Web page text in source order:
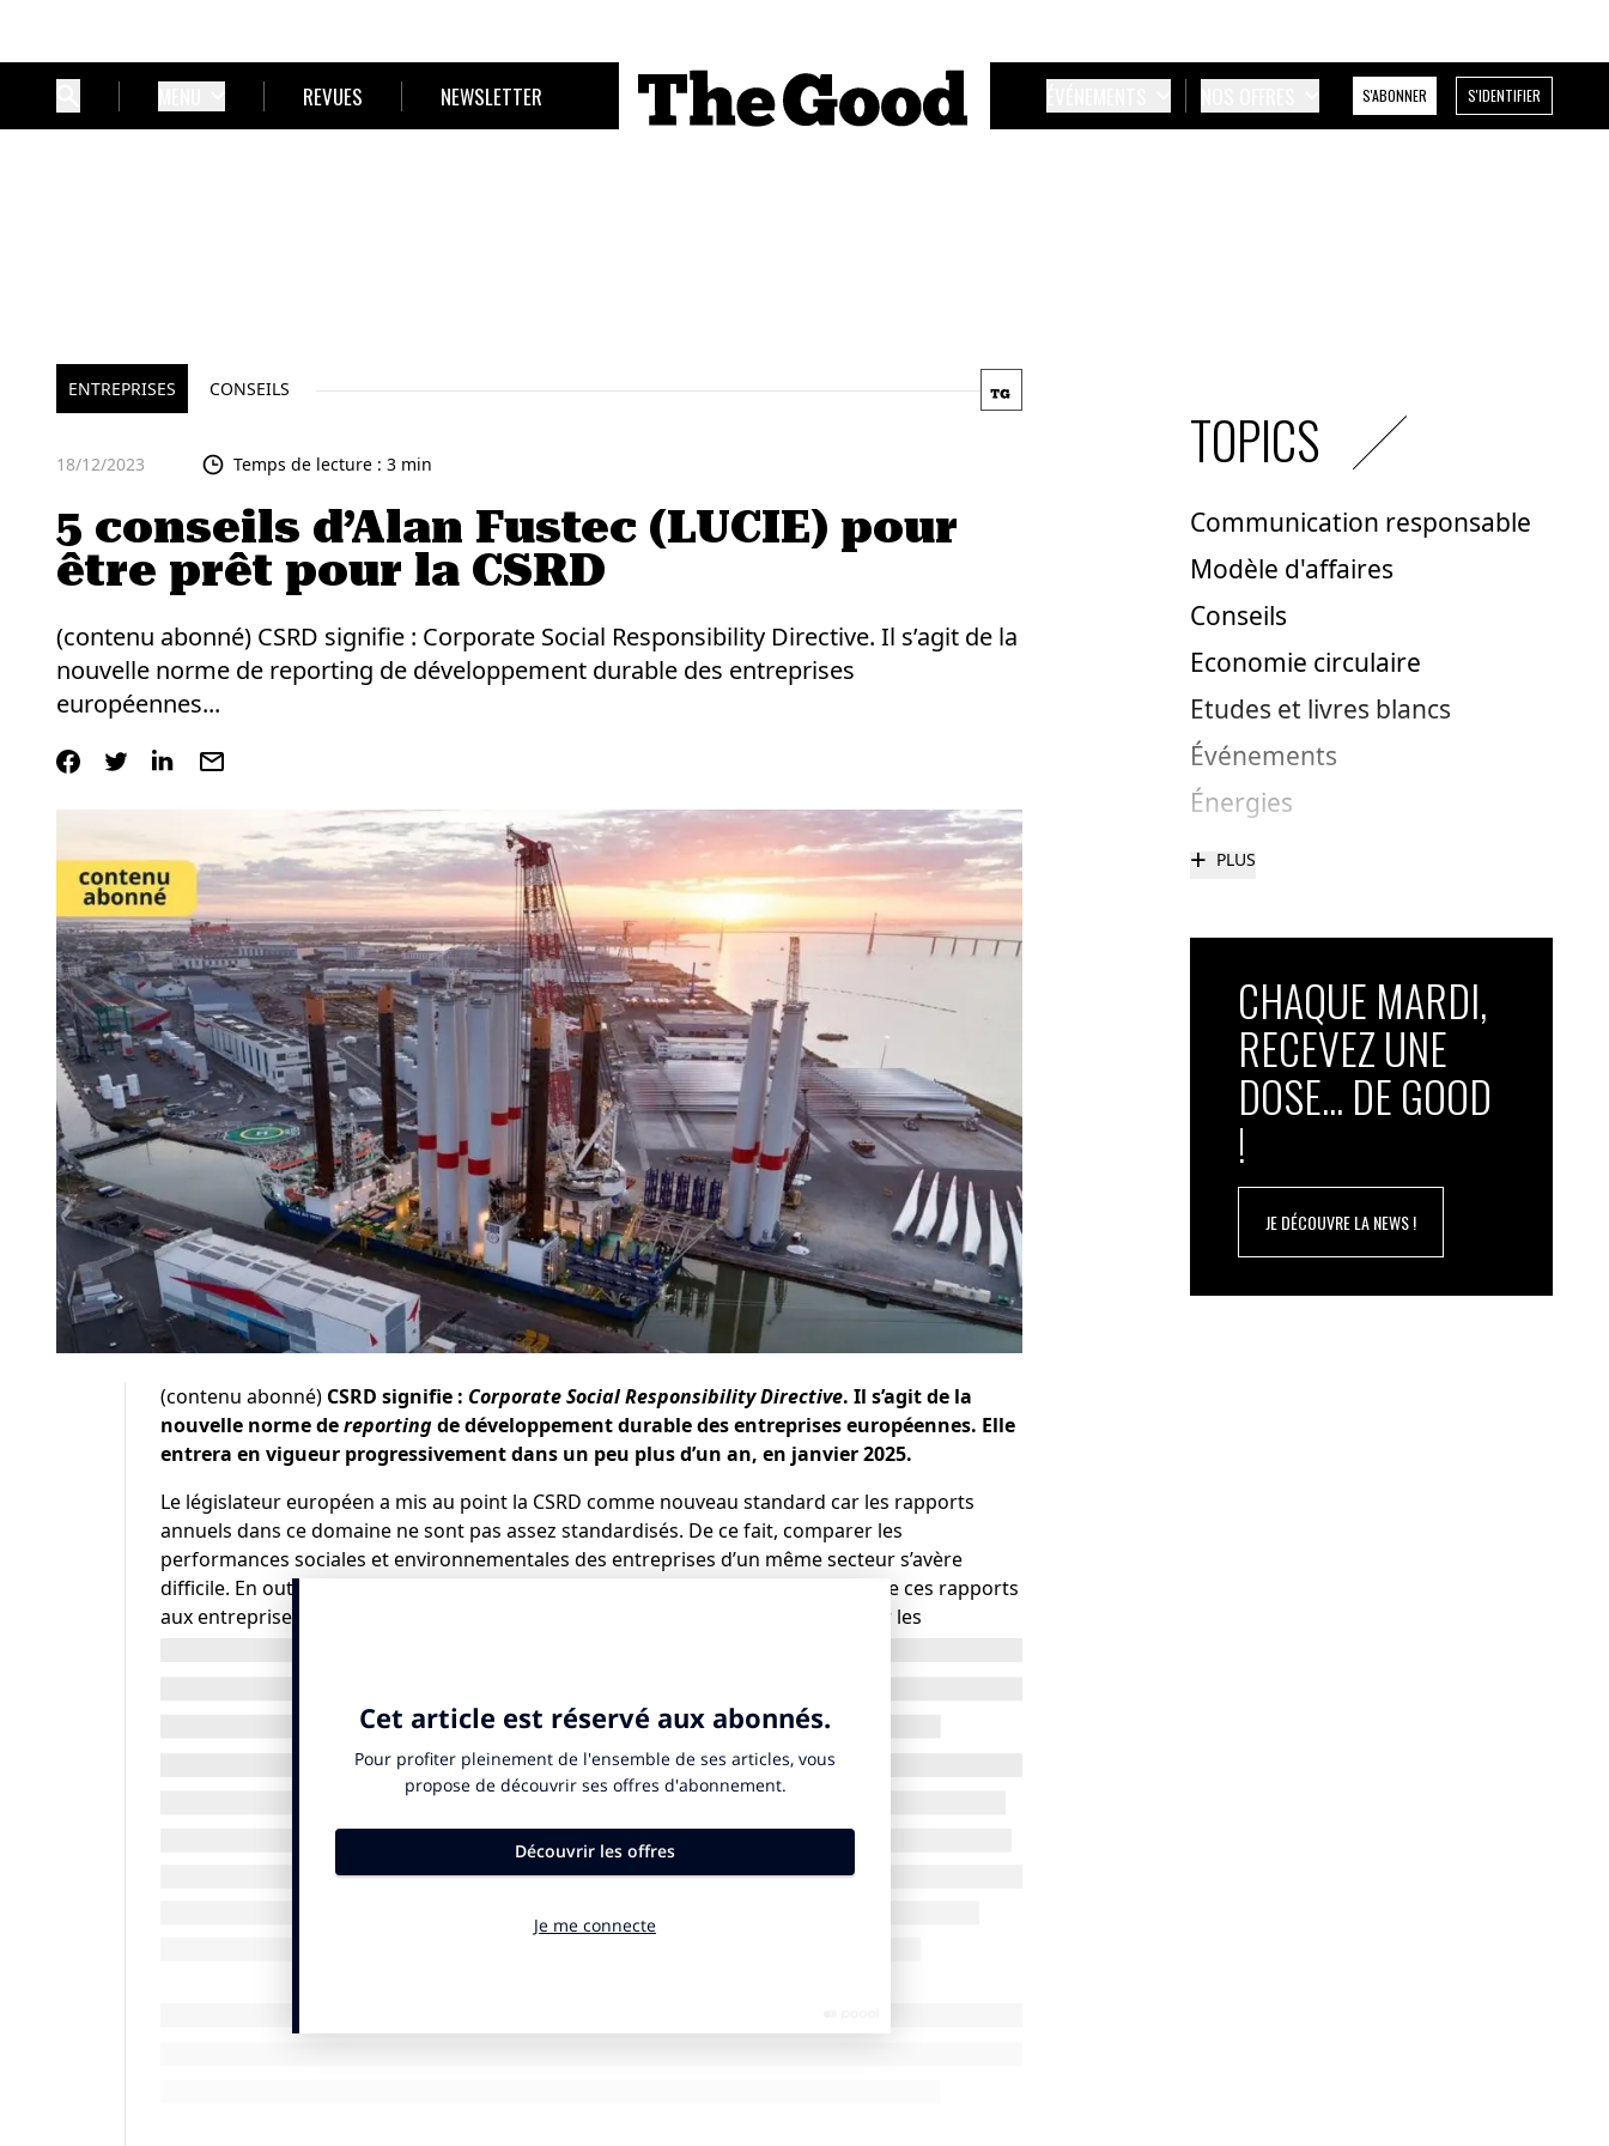
REVUES NEWSLETTER S'ABONNER S'IDENTIFIER
ENTREPRISES CONSEILS
18/12/2023 Temps de lecture : 3 min
5 conseils d’Alan Fustec (LUCIE) pour
être prêt pour la CSRD
(contenu abonné) CSRD signifie : Corporate Social Responsibility Directive. Il s’agit de la
nouvelle norme de reporting de développement durable des entreprises
européennes...
(contenu abonné) CSRD signifie : Corporate Social Responsibility Directive. Il s’agit de la
nouvelle norme dereportingde développement durable des entreprises européennes. Elle
entrera en vigueur progressivement dans un peu plus d’un an, en janvier 2025.
Le législateur européen a mis au point la CSRD comme nouveau standard car les rapports
annuels dans ce domaine ne sont pas assez standardisés. De ce fait, comparer les
performances sociales et environnementales des entreprises d’un même secteur s’avère
difficile. En outre, L’Union Européenne en a profité pour imposer la publication de ces rapports
aux entreprises de plus de 250 salariés (alors qu’actuellement l’exigence pèse sur les
en 12 catégories appelées ESRS ( European Sustainability Reporting Standard) qui contiennent
Disclorure Requirements ) où l’on trouve la liste des indicateurs à
datapoints). Il y en a 1178, ce sont des données normées.
Une entreprise donnée n’aura à publier qu’un sous-ensemble restreint de ces 1178 indicateurs.
méthode appelée « matrice de matérialité » visant à ne garder que les sujets sur lesquelles elle
TOPICS
Communication responsable
Modèle d'affaires
Conseils
Economie circulaire
Etudes et livres blancs
Événements
Énergies
+ PLUS
CHAQUE MARDI,
RECEVEZ UNE
DOSE... DE GOOD
!
JE DÉCOUVRE LA NEWS !